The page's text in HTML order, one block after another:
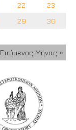
22
23
29
30
Επόμενος Μήνας »